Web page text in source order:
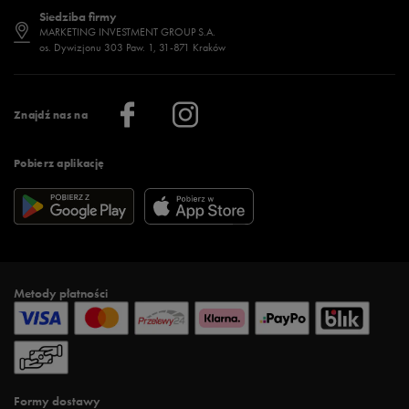
Znajdź nas na
Pobierz aplikację
Regulamin sklepu 50 style
Regulamin aplikacji 50 style
Więcej regulaminów >
Jak wybrać buty na zimę?
Więcej >
Stylizacje damskie
Sklepy stacjonarne
Klub 50 style
Praca
Informacje o firmie
Siedziba firmy
MARKETING INVESTMENT GROUP S.A.
os. Dywizjonu 303 Paw. 1, 31-871 Kraków
Metody płatności
Formy dostawy